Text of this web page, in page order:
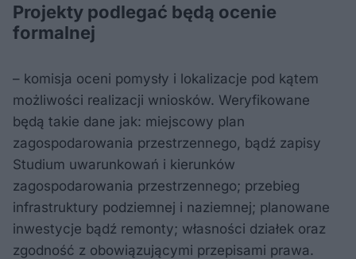
Projekty podlegać będą ocenie
formalnej
– komisja oceni pomysły i lokalizacje pod kątem
możliwości realizacji wniosków. Weryfikowane
będą takie dane jak: miejscowy plan
zagospodarowania przestrzennego, bądź zapisy
Studium uwarunkowań i kierunków
zagospodarowania przestrzennego; przebieg
infrastruktury podziemnej i naziemnej; planowane
inwestycje bądź remonty; własności działek oraz
zgodność z obowiązującymi przepisami prawa.